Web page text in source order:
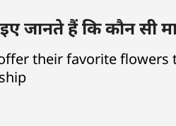
हैं कि कौन सी
their favorite